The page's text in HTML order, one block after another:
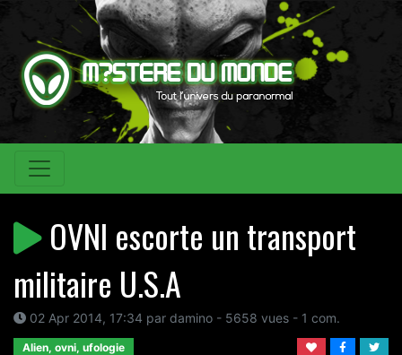
OVNI escorte un transport
militaire U.S.A
02 Apr 2014, 17:34 par damino - 5658 vues - 1 com.
Alien, ovni, ufologie